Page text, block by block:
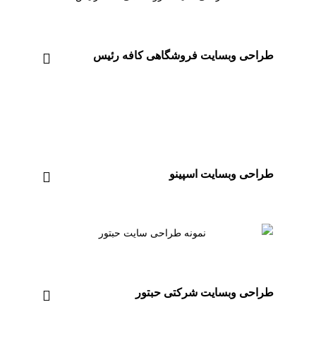
طراحی وبسایت فروشگاهی کافه رئیس
طراحی وبسایت اسپینو
طراحی وبسایت شرکتی حبتور